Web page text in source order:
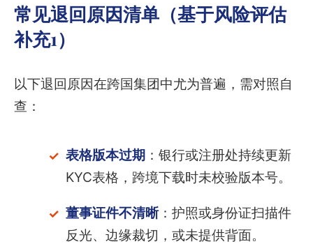
常见退回原因清单（基于风险评估
补充1）
以下退回原因在跨国集团中尤为普遍，需对照自
查：
表格版本过期 ：银行或注册处持续更新
KYC表格，跨境下载时未校验版本号。
董事证件不清晰：护照或身份证扫描件
反光、边缘裁切，或未提供背面。